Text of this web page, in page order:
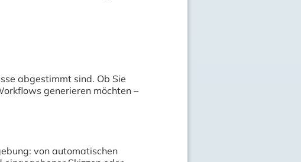
abgestimmt sind. Ob Sie
generieren möchten –
von automatischen